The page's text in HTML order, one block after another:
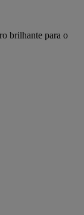
brilhante para o